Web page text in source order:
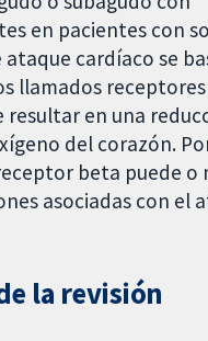
en pacientes con
cardíaco se
llamados
en una
del corazón.
beta puede o
asociadas con el
la revisión